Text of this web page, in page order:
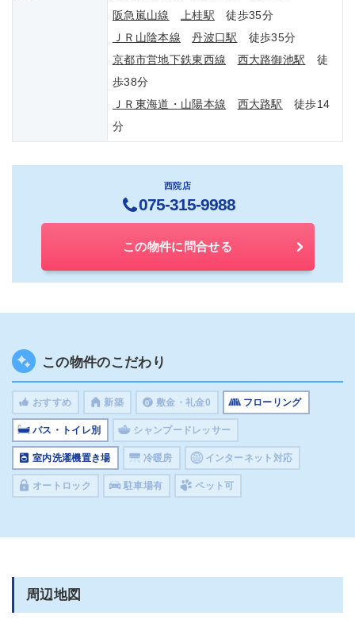
阪急嵐山線
上桂駅 徒歩35分
ＪＲ山陰本線
丹波口駅 徒歩35分
京都市営地下鉄東西線
西大路御池駅 徒
歩38分
ＪＲ東海道・山陽本線
西大路駅
徒歩14
分
西院店
075-315-9988
この物件に問合せる
この物件のこだわり
おすすめ 新築 敷金・礼金0 フローリング
バス・トイレ別 シャンプードレッサー
室内洗濯機置き場 冷暖房 インターネット対応
オートロック 駐車場有 ペット可
周辺地図